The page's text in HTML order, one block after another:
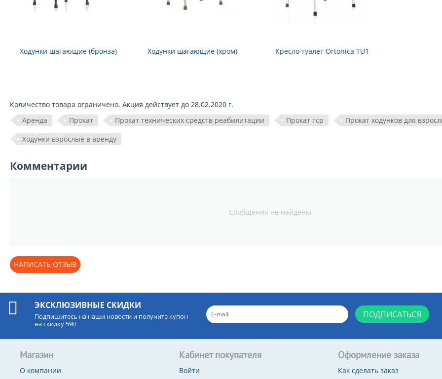
Ходунки шагающие (бронза) Ходунки шагающие (хром) Кресло туалет Ortonica TU1
Количество товара ограничено. Акция действует до 28.02.2020 г.
Аренда
Прокат Прокат технических средств реабилитации Прокат тср
Прокат ходунков для
Ходунки взрослые в аренду
Комментарии
Сообщения не найдены
НАПИСАТЬ ОТЗЫВ
ЭКСКЛЮЗИВНЫЕ СКИДКИ
Подпишитесь на наши новости и получите купон
на скидку 5%!
ПОДПИСАТЬСЯ
Магазин
О компании
Кабинет покупателя
Войти
Оформление заказа
Как сделать заказ